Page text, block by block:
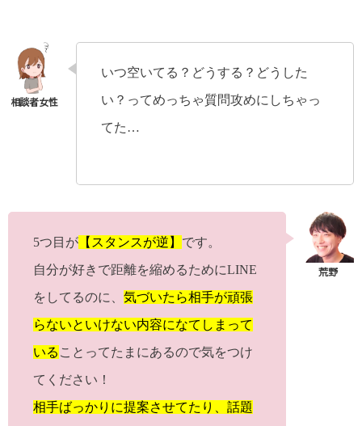
いつ空いてる？どうする？どうした
い？ってめっちゃ質問攻めにしちゃっ
てた…
5つ目が 【スタンスが逆】 です。
自分が好きで距離を縮めるためにLINE
をしてるのに、 気づいたら相手が頑張
らないといけない内容になてしまって
いる ことってたまにあるので気をつけ
てください！
相手ばっかりに提案させてたり、話題